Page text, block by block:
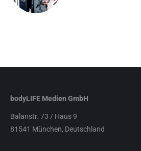
bodyLIFE Medien GmbH
Balanstr. 73 / Haus 9
81541 München, Deutschland